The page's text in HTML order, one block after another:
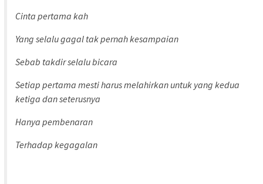
Cinta pertama kah
Yang selalu gagal tak pernah kesampaian
Sebab takdir selalu bicara
Setiap pertama mesti harus melahirkan untuk yang kedua
ketiga dan seterusnya
Hanya pembenaran
Terhadap kegagalan